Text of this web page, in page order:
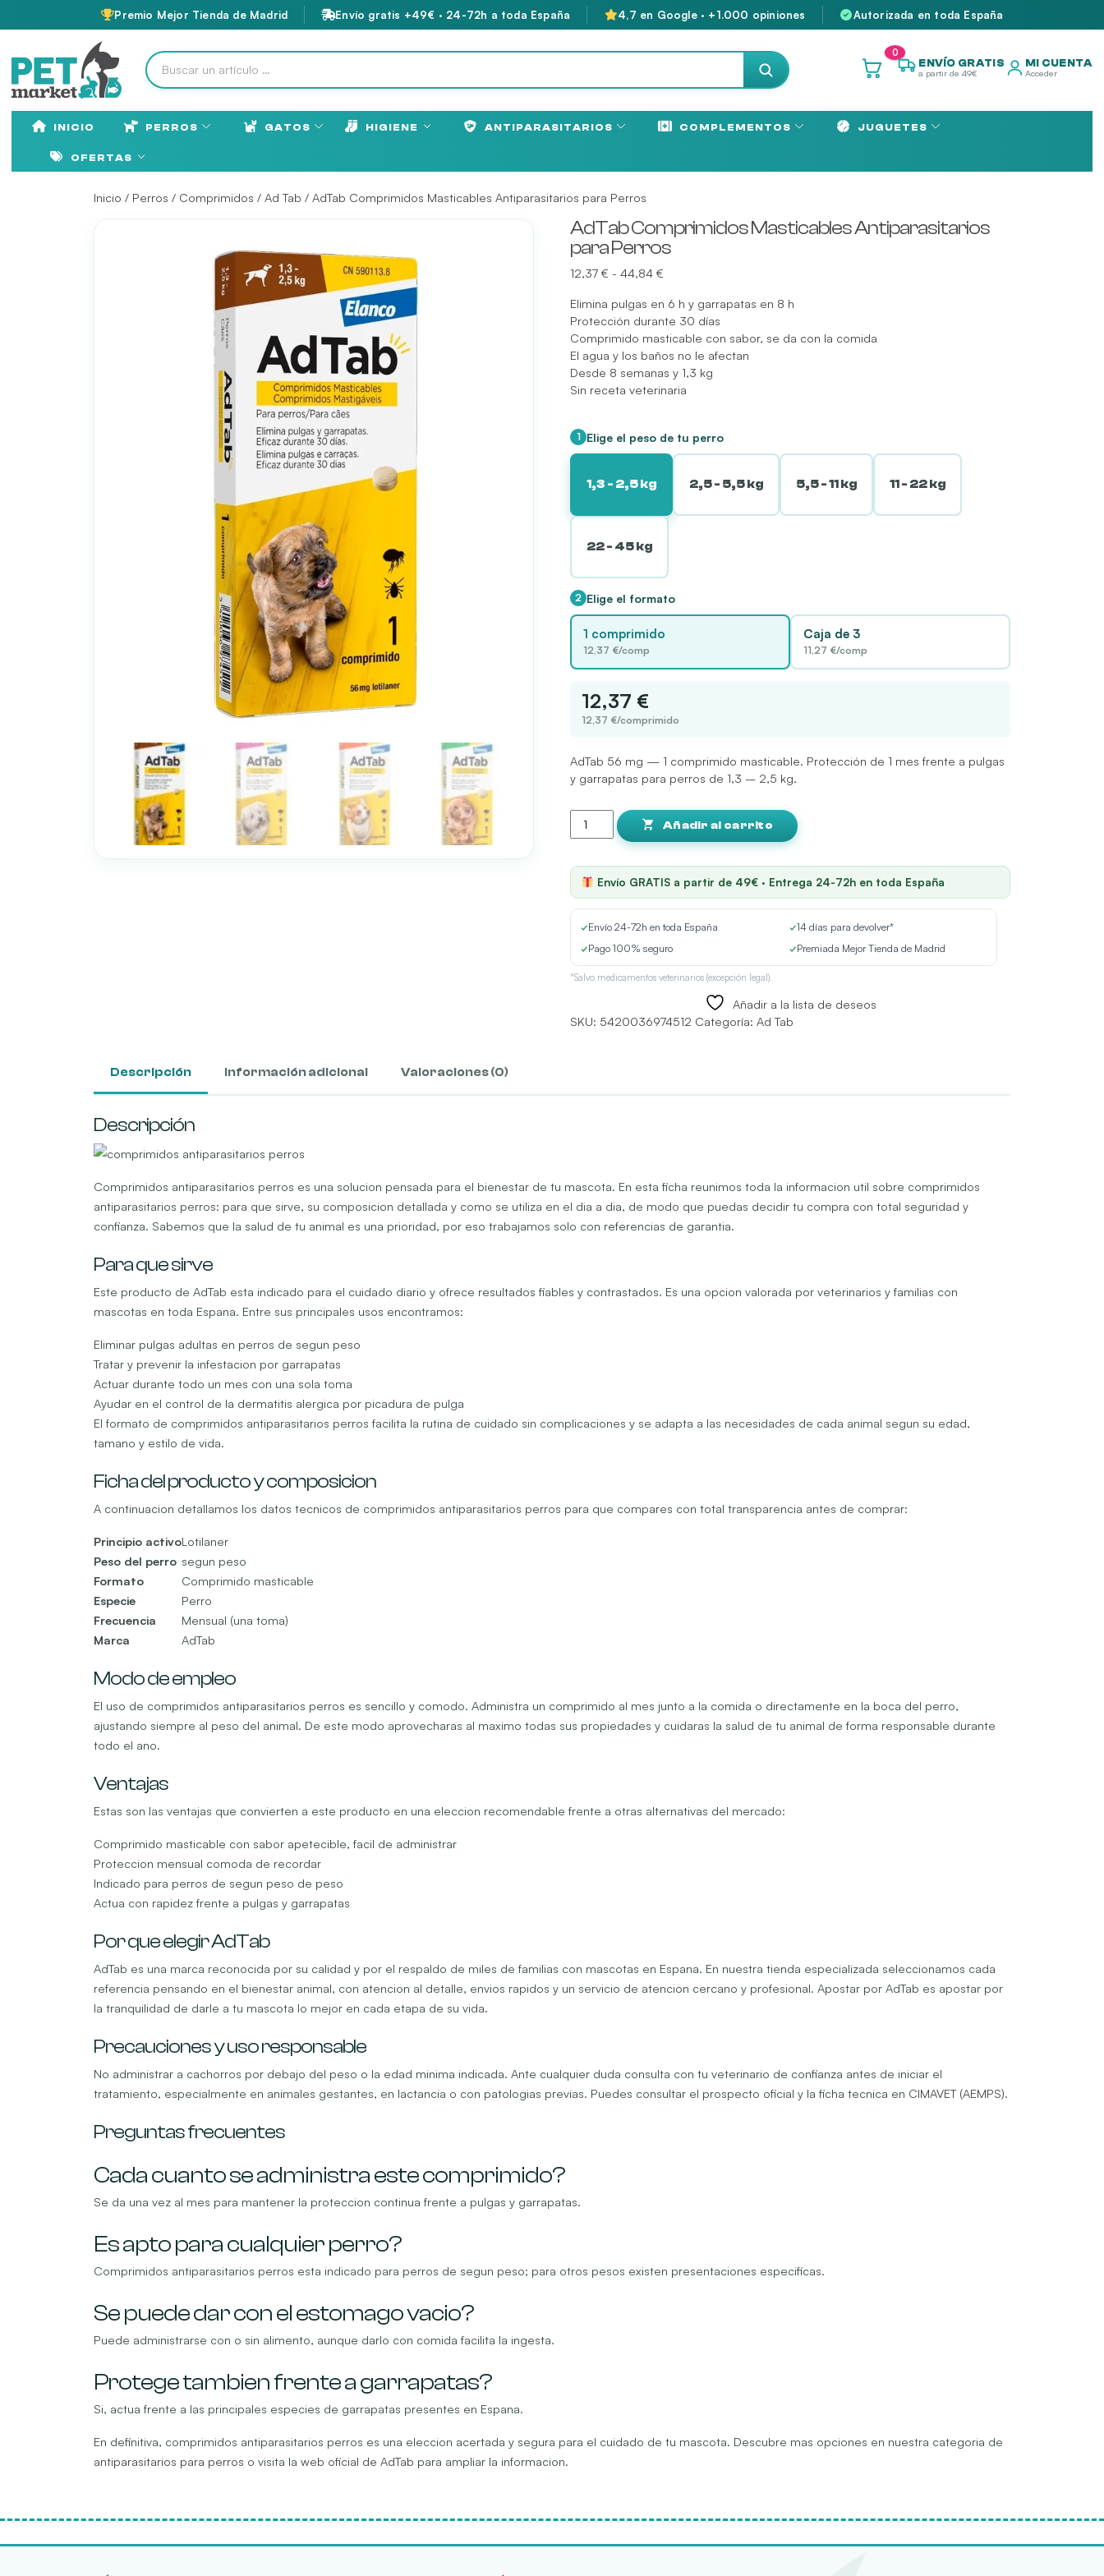
Premio Mejor Tienda de Madrid Envío gratis +49€ · 24-72h a toda España 4,7 en Google · +1.000 opiniones Autorizada en toda España
0
ENVÍO GRATIS
a partir de 49€
MI CUENTA
Acceder
INICIO PERROS GATOS HIGIENE ANTIPARASITARIOS COMPLEMENTOS JUGUETES
OFERTAS
Inicio / Perros / Comprimidos / Ad Tab / AdTab Comprimidos Masticables Antiparasitarios para Perros
AdTab Comprimidos Masticables Antiparasitarios
para Perros
12,37€ - 44,84€
precios:
desde
12,37 €
hasta
44,84 €
Elimina pulgas en 6 h y garrapatas en 8 h
Protección durante 30 días
Comprimido masticable con sabor, se da con la comida
El agua y los baños no le afectan
Desde 8 semanas y 1,3 kg
Sin receta veterinaria
1 Elige el peso de tu perro
1,3 - 2,5 kg 2,5 - 5,5 kg 5,5 - 11 kg 11 - 22 kg
22 - 45 kg
2 Elige el formato
1 comprimido
12,37 €/comp
Caja de 3
11,27 €/comp
12,37 €
12,37 €/comprimido
AdTab 56 mg — 1 comprimido masticable. Protección de 1 mes frente a pulgas
y garrapatas para perros de 1,3 – 2,5 kg.
Comprimidos
Masticables
para
Perros
cantidad
Añadir al carrito
Envío GRATIS a partir de 49€ · Entrega 24-72h en toda España
✓Envío 24-72h en toda España ✓14 días para devolver*
✓Pago 100% seguro ✓Premiada Mejor Tienda de Madrid
*Salvo medicamentos veterinarios (excepción legal).
Añadir a la lista de deseos
SKU: 5420036974512 Categoría:Ad Tab
Descripción Información adicional Valoraciones (0)
Descripción
Comprimidos antiparasitarios perros es una solucion pensada para el bienestar de tu mascota. En esta ficha reunimos toda la informacion util sobre comprimidos
antiparasitarios perros: para que sirve, su composicion detallada y como se utiliza en el dia a dia, de modo que puedas decidir tu compra con total seguridad y
confianza. Sabemos que la salud de tu animal es una prioridad, por eso trabajamos solo con referencias de garantia.
Para que sirve
Este producto de AdTab esta indicado para el cuidado diario y ofrece resultados fiables y contrastados. Es una opcion valorada por veterinarios y familias con
mascotas en toda Espana. Entre sus principales usos encontramos:
Eliminar pulgas adultas en perros de segun peso
Tratar y prevenir la infestacion por garrapatas
Actuar durante todo un mes con una sola toma
Ayudar en el control de la dermatitis alergica por picadura de pulga
El formato de comprimidos antiparasitarios perros facilita la rutina de cuidado sin complicaciones y se adapta a las necesidades de cada animal segun su edad,
tamano y estilo de vida.
Ficha del producto y composicion
A continuacion detallamos los datos tecnicos de comprimidos antiparasitarios perros para que compares con total transparencia antes de comprar:
Principio activoLotilaner
Peso del perro segun peso
Formato
Comprimido masticable
Especie
Perro
Frecuencia
Mensual (una toma)
Marca
AdTab
Modo de empleo
El uso de comprimidos antiparasitarios perros es sencillo y comodo. Administra un comprimido al mes junto a la comida o directamente en la boca del perro,
ajustando siempre al peso del animal. De este modo aprovecharas al maximo todas sus propiedades y cuidaras la salud de tu animal de forma responsable durante
todo el ano.
Ventajas
Estas son las ventajas que convierten a este producto en una eleccion recomendable frente a otras alternativas del mercado:
Comprimido masticable con sabor apetecible, facil de administrar
Proteccion mensual comoda de recordar
Indicado para perros de segun peso de peso
Actua con rapidez frente a pulgas y garrapatas
Por que elegir AdTab
AdTab es una marca reconocida por su calidad y por el respaldo de miles de familias con mascotas en Espana. En nuestra tienda especializada seleccionamos cada
referencia pensando en el bienestar animal, con atencion al detalle, envios rapidos y un servicio de atencion cercano y profesional. Apostar por AdTab es apostar por
la tranquilidad de darle a tu mascota lo mejor en cada etapa de su vida.
Precauciones y uso responsable
No administrar a cachorros por debajo del peso o la edad minima indicada. Ante cualquier duda consulta con tu veterinario de confianza antes de iniciar el
tratamiento, especialmente en animales gestantes, en lactancia o con patologias previas. Puedes consultar el prospecto oficial y la ficha tecnica en CIMAVET (AEMPS).
Preguntas frecuentes
Cada cuanto se administra este comprimido?
Se da una vez al mes para mantener la proteccion continua frente a pulgas y garrapatas.
Es apto para cualquier perro?
Comprimidos antiparasitarios perros esta indicado para perros de segun peso; para otros pesos existen presentaciones especificas.
Se puede dar con el estomago vacio?
Puede administrarse con o sin alimento, aunque darlo con comida facilita la ingesta.
Protege tambien frente a garrapatas?
Si, actua frente a las principales especies de garrapatas presentes en Espana.
En definitiva, comprimidos antiparasitarios perros es una eleccion acertada y segura para el cuidado de tu mascota. Descubre mas opciones en nuestra categoria de
antiparasitarios para perros o visita la web oficial de AdTab para ampliar la informacion.